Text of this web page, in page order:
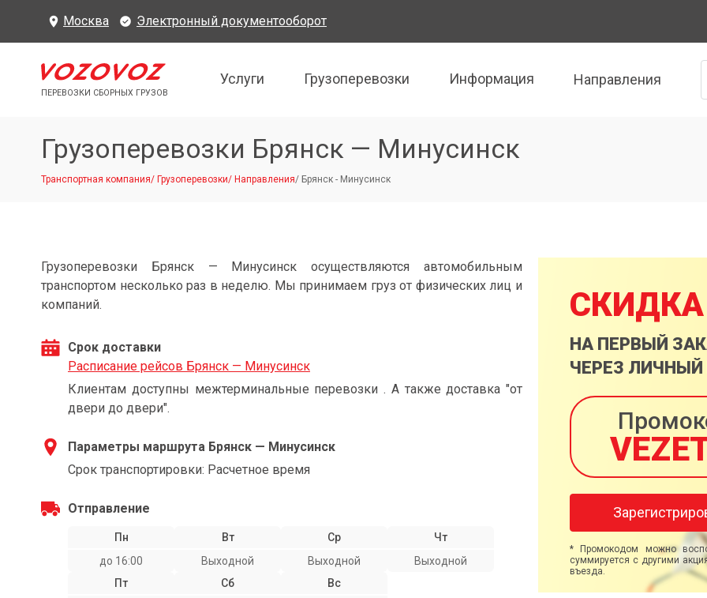
Москва Электронный документооборот
ПЕРЕВОЗКИ СБОРНЫХ ГРУЗОВ
Услуги Грузоперевозки Информация Направления
Грузоперевозки Брянск — Минусинск
Транспортная компания/ Грузоперевозки/ Направления/ Брянск - Минусинск
Грузоперевозки Брянск — Минусинск осуществляются автомобильным
транспортом несколько раз в неделю. Мы принимаем груз от физических лиц и
компаний.
Срок доставки
Расписание рейсов Брянск — Минусинск
Клиентам доступны межтерминальные перевозки . А также доставка "от
двери до двери".
Параметры маршрута Брянск — Минусинск
Срок транспортировки: Расчетное время
Отправление
Пн
до 16:00
Вт
Выходной
Ср
Выходной
Чт
Выходной
Пт
Сб
Вс
СКИДКА
НА ПЕРВЫЙ
ЧЕРЕЗ ЛИЧНЫЙ
* Промокодом можно
суммируется с другими
въезда.